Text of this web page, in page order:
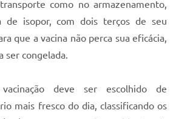
como no armazenamento,
de isopor, com dois terços de seu
que a vacina não perca sua eficácia,
ser congelada.
deve ser escolhido de
mais fresco do dia, classificando os